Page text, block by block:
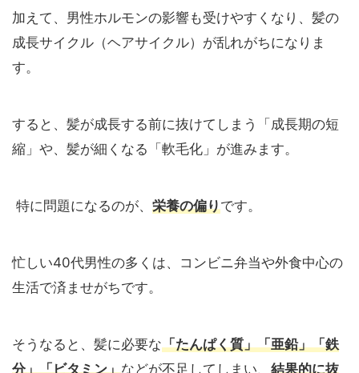
加えて、男性ホルモンの影響も受けやすくなり、髪の
成長サイクル（ヘアサイクル）が乱れがちになりま
す。
すると、髪が成長する前に抜けてしまう「成長期の短
縮」や、髪が細くなる「軟毛化」が進みます。
特に問題になるのが、 栄養の偏りです。
忙しい40代男性の多くは、コンビニ弁当や外食中心の
生活で済ませがちです。
そうなると、髪に必要な「たんぱく質」「亜鉛」「鉄
分」「ビタミン」などが不足してしまい、 結果的に抜